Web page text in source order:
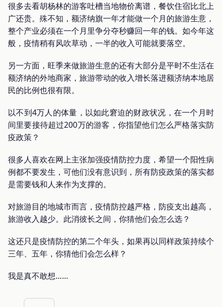
很多去看胡杨林的游客吐槽当地物价离谱，餐饮住宿比北上
广还贵。殊不知，额济纳旗一年才能做一个月的旅游生意，
整个产业必须在一个月里争分夺秒赚回一年的钱。如今年这
般，疫情稍有风吹草动，一半的收入可能就要落空。
另一方面，旺季来做旅游生意的还有大部分是平时不生活在
额济纳的外地商家，旅游带动的收入增长落进额济纳本地居
民的比例也很有限。
以不到4万人的体量，以如此窘迫的财政状况，在一个月时
间里要接待超过200万的游客，你指望他们怎么严格落实防
疫政策？
很多人喜欢在网上主张加强疫情防控力度，希望一个阳性病
例都不要发生，可他们没有意识到，所有防疫政策的落实都
是需要钱和人来作为支撑的。
对旅游目的地城市而言，疫情防控越严格，防疫支出越高，
旅游收入越少。此消彼长之间，你猜他们会怎么选？
这还只是疫情防控的第二个年头，如果再以同样政策持续个
三年、五年，你猜他们会怎么样？
我是真不敢想……